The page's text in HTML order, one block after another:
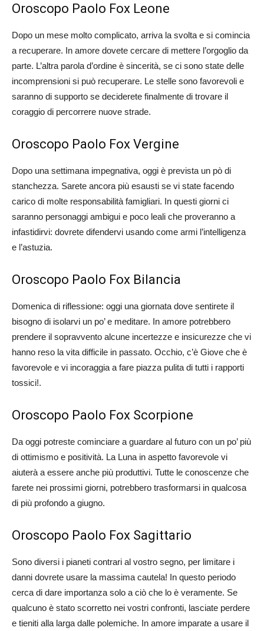
Oroscopo Paolo Fox Leone
Dopo un mese molto complicato, arriva la svolta e si comincia
a recuperare. In amore dovete cercare di mettere l’orgoglio da
parte. L’altra parola d’ordine è sincerità, se ci sono state delle
incomprensioni si può recuperare. Le stelle sono favorevoli e
saranno di supporto se deciderete finalmente di trovare il
coraggio di percorrere nuove strade.
Oroscopo Paolo Fox Vergine
Dopo una settimana impegnativa, oggi è prevista un pò di
stanchezza. Sarete ancora più esausti se vi state facendo
carico di molte responsabilità famigliari. In questi giorni ci
saranno personaggi ambigui e poco leali che proveranno a
infastidirvi: dovrete difendervi usando come armi l’intelligenza
e l’astuzia.
Oroscopo Paolo Fox Bilancia
Domenica di riflessione: oggi una giornata dove sentirete il
bisogno di isolarvi un po’ e meditare. In amore potrebbero
prendere il sopravvento alcune incertezze e insicurezze che vi
hanno reso la vita difficile in passato. Occhio, c’è Giove che è
favorevole e vi incoraggia a fare piazza pulita di tutti i rapporti
tossici!.
Oroscopo Paolo Fox Scorpione
Da oggi potreste cominciare a guardare al futuro con un po’ più
di ottimismo e positività. La Luna in aspetto favorevole vi
aiuterà a essere anche più produttivi. Tutte le conoscenze che
farete nei prossimi giorni, potrebbero trasformarsi in qualcosa
di più profondo a giugno.
Oroscopo Paolo Fox Sagittario
Sono diversi i pianeti contrari al vostro segno, per limitare i
danni dovrete usare la massima cautela! In questo periodo
cerca di dare importanza solo a ciò che lo è veramente. Se
qualcuno è stato scorretto nei vostri confronti, lasciate perdere
e tieniti alla larga dalle polemiche. In amore imparate a usare il